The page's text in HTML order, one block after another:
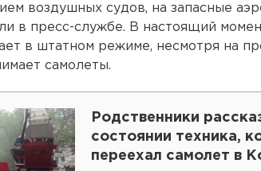
воздушных судов, на запасные
в пресс-службе. В настоящий
в штатном режиме, несмотря на
самолеты.
Родственники
состоянии техника,
переехал самолет в